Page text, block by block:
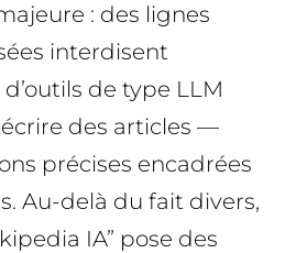
: des lignes
interdisent
de type LLM
des articles —
précises encadrées
Au-delà du fait divers,
IA” pose des